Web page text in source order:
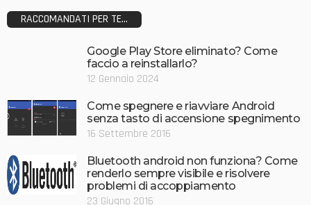
RACCOMANDATI PER TE...
Google Play Store eliminato? Come
faccio a reinstallarlo?
12 Gennaio 2024
Come spegnere e riavviare Android
senza tasto di accensione spegnimento
16 Settembre 2016
Bluetooth android non funziona? Come
renderlo sempre visibile e risolvere
problemi di accoppiamento
23 Giugno 2016